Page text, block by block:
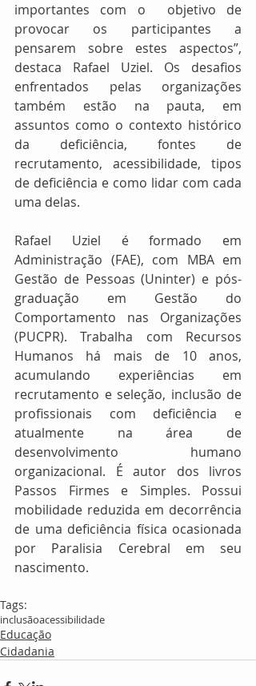
importantes com o  objetivo de
provocar os participantes a
pensarem sobre estes aspectos”,
destaca Rafael Uziel. Os desafios
enfrentados pelas organizações
também estão na pauta, em
assuntos como o contexto histórico
da deficiência, fontes de
recrutamento, acessibilidade, tipos
de deficiência e como lidar com cada
uma delas.
Rafael Uziel é formado em
Administração (FAE), com MBA em
Gestão de Pessoas (Uninter) e pós-
graduação em Gestão do
Comportamento nas Organizações
(PUCPR). Trabalha com Recursos
Humanos há mais de 10 anos,
acumulando experiências em
recrutamento e seleção, inclusão de
profissionais com deficiência e
atualmente na área de
desenvolvimento humano
organizacional. É autor dos livros
Passos Firmes e Simples. Possui
mobilidade reduzida em decorrência
de uma deficiência física ocasionada
por Paralisia Cerebral em seu
nascimento.
Tags:
inclusãoacessibilidade
Educação
Cidadania